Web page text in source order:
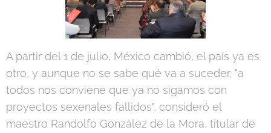
A partir del 1 de julio, México cambió, el país ya es
otro, y aunque no se sabe qué va a suceder, "a
todos nos conviene que ya no sigamos con
proyectos sexenales fallidos", consideró el
maestro Randolfo González de la Mora, titular de